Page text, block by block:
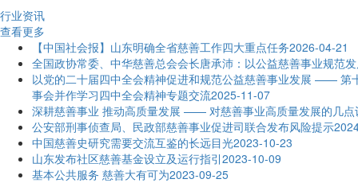
行业资讯
查看更多
【中国社会报】山东明确全省慈善工作四大重点任务2026-04-21
全国政协常委、中华慈善总会会长唐承沛：以公益慈善事业规范
以党的二十届四中全会精神促进和规范公益慈善事业发展 —— 第
事会并作学习四中全会精神专题交流2025-11-07
深耕慈善事业 推动高质量发展 —— 对慈善事业高质量发展的几点
公安部刑事侦查局、民政部慈善事业促进司联合发布风险提示
中国慈善史研究需要交流互鉴的长远目光2023-10-23
山东发布社区慈善基金设立及运行指引2023-10-09
基本公共服务 慈善大有可为2023-09-25